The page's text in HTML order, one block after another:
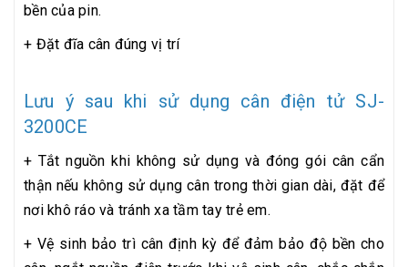
bền của pin.
+ Đặt đĩa cân đúng vị trí
Lưu ý sau khi sử dụng cân điện tử SJ-
3200CE
+ Tắt nguồn khi không sử dụng và đóng gói cân cẩn
thận nếu không sử dụng cân trong thời gian dài, đặt để
nơi khô ráo và tránh xa tầm tay trẻ em.
+ Vệ sinh bảo trì cân định kỳ để đảm bảo độ bền cho